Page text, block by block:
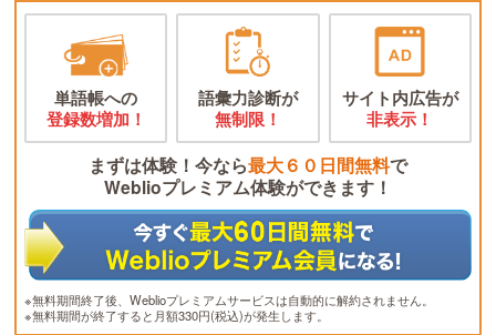
単語帳への
登録数増加！
語彙力診断が
無制限！
サイト内広告が
非表示！
まずは体験！今なら最大６０日間無料で
Weblioプレミアム体験ができます！
※無料期間終了後、Weblioプレミアムサービスは自動的に解約されません。
※無料期間が終了すると月額330円(税込)が発生します。